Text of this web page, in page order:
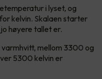
i lyset, og
kelvin. Skalaen starter
høyere tallet er.
mellom 3300 og
5300 kelvin er